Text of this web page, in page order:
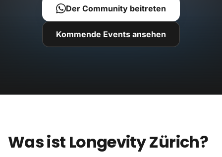
Der Community beitreten
Kommende Events ansehen
Was ist Longevity Zürich?